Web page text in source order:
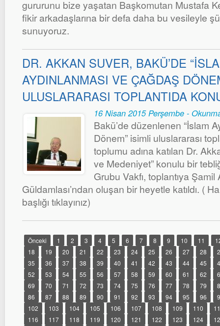
gururunu bize yaşatan Başkomutan Mustafa
fikir arkadaşlarına bir defa daha bu vesileyle
sunuyoruz.
DR. AKKAN SUVER, BAKÜ’DE
AYDINLANMASI VE ÇAĞDAŞ
ULUSLARARASI TOPLANTIDA
16 Nisan 2015 Perşembe -
Bakü’de düzenlenen “İslam
Dönem” isimli uluslararası
toplumu adına katılan Dr.
ve Medeniyet” konulu bir
Grubu Vakfı, toplantıya Şamil
Güldamlası’ndan oluşan bir heyetle katıldı. (
başlığı tıklayınız)
Önceki 1 2 3 4 5 6 7 8 9 10 11
18
19 20 21 22 23 24 25 26 27 28
35
36 37 38 39 40 41 42 43 44 45
52
53 54 55 56 57 58 59 60 61 62
69
70 71 72 73 74 75 76 77 78 79
86
87 88 89 90 91 92 93 94 95 96
102
103 104 105 106 107 108 109 110
116
117 118 119 120 121 122 123 124